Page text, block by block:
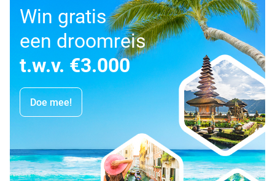
Win gratis
een droomreis
t.w.v. €3.000
Doe mee!